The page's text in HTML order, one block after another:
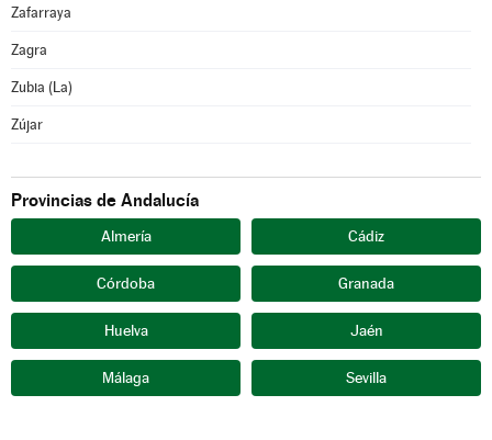
Zafarraya
Zagra
Zubia (La)
Zújar
Provincias de Andalucía
Almería Cádiz
Córdoba Granada
Huelva Jaén
Málaga Sevilla